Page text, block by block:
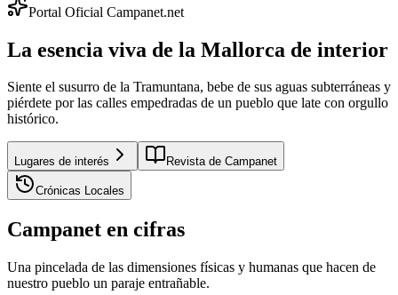
Portal Oficial Campanet.net
La esencia viva de la Mallorca de interior
Siente el susurro de la Tramuntana, bebe de sus aguas subterráneas y
piérdete por las calles empedradas de un pueblo que late con orgullo
histórico.
Lugares de interés Revista de Campanet
Crónicas Locales
Campanet en cifras
Una pincelada de las dimensiones físicas y humanas que hacen de
nuestro pueblo un paraje entrañable.